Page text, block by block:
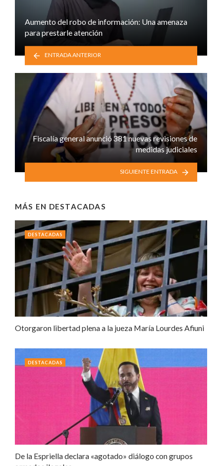
Aumento del robo de información: Una amenaza
para prestarle atención
ENTRADA ANTERIOR
Fiscalía general anunció 381 nuevas revisiones de
medidas judiciales
SIGUIENTE ENTRADA
MÁS EN DESTACADAS
Otorgaron libertad plena a la jueza María Lourdes Afiuni
DESTACADAS
De la Espriella declara «agotado» diálogo con grupos
DESTACADAS